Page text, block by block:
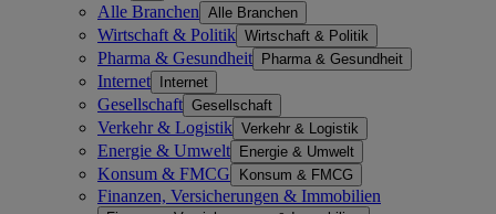
Alle Branchen Alle Branchen
Wirtschaft & Politik Wirtschaft & Politik
Pharma & Gesundheit Pharma & Gesundheit
Internet Internet
Gesellschaft Gesellschaft
Verkehr & Logistik Verkehr & Logistik
Energie & Umwelt Energie & Umwelt
Konsum & FMCG Konsum & FMCG
Finanzen, Versicherungen & Immobilien